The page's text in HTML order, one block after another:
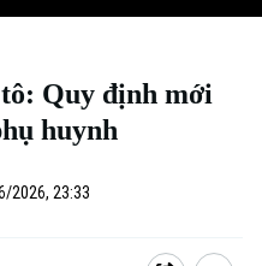
Quy định mới
huynh
2026, 23:33